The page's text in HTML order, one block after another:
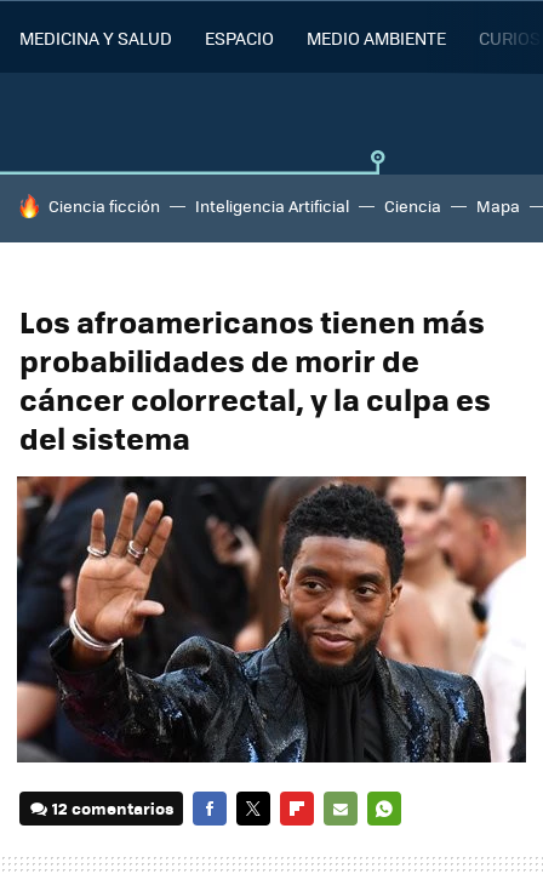
MEDICINA Y SALUD ESPACIO MEDIO AMBIENTE
HOY SE HABLA DE
Ciencia ficción Inteligencia Artificial Ciencia Mapa
Los afroamericanos tienen más
probabilidades de morir de
cáncer colorrectal, y la culpa es
del sistema
12 comentarios